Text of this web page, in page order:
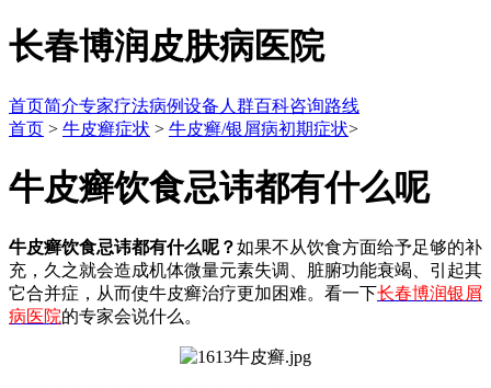
长春博润皮肤病医院
首页简介专家疗法病例设备 人群百科咨询路线
首页 > 牛皮癣症状 > 牛皮癣/银屑病初期症状>
牛皮癣饮食忌讳都有什么呢
牛皮癣饮食忌讳都有什么呢？如果不从饮食方面给予足够的补
充，久之就会造成机体微量元素失调、脏腑功能衰竭、引起其
它合并症，从而使牛皮癣治疗更加困难。看一下长春博润银屑
病医院的专家会说什么。